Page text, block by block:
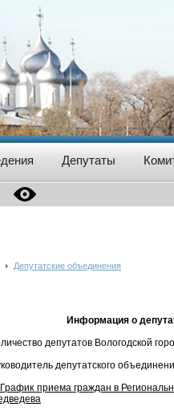
Депутаты
Депутатские объединения
Информация о
депутатов Вологодской
депутатского
приема граждан в